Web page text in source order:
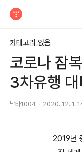
카테고리 없음
코로나 잠
3차유행 대
낙타1004 2020. 12. 1.
2019년